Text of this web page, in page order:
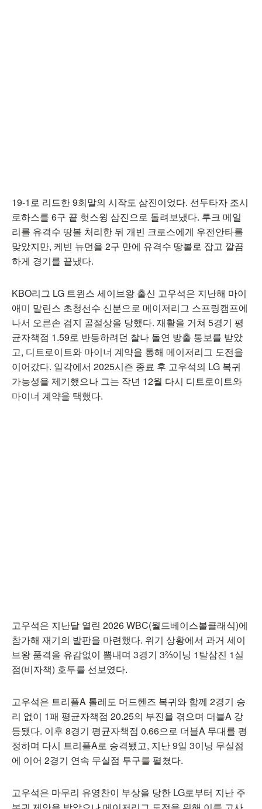
19-1로 리드한 9회말의 시작도 삼진이었다. 선두타자 조시
로하스를 6구 끝 헛스윙 삼진으로 돌려보냈다. 루크 메일
리를 유격수 땅볼 처리한 뒤 개빈 크로스에게 우전안타를
맞았지만, 케빈 뉴먼을 2구 만에 유격수 땅볼로 잡고 깔끔
하게 경기를 끝냈다.
KBO리그 LG 트윈스 세이브왕 출신 고우석은 지난해 마이
애미 말린스 초청선수 신분으로 메이저리그 스프링캠프에
나서 오른손 검지 골절상을 당했다. 재활을 거쳐 5경기 평
균자책점 1.59로 반등하려던 찰나 돌연 방출 통보를 받았
고, 디트로이트와 마이너 계약을 통해 메이저리그 도전을
이어갔다. 일각에서 2025시즌 종료 후 고우석의 LG 복귀
가능성을 제기했으나 그는 작년 12월 다시 디트로이트와
마이너 계약을 택했다.
고우석은 지난달 열린 2026 WBC(월드베이스볼클래식)에
참가해 재기의 발판을 마련했다. 위기 상황에서 과거 세이
브왕 품격을 유감없이 뽐내며 3경기 3⅔이닝 1탈삼진 1실
점(비자책) 호투를 선보였다.
고우석은 트리플A 톨레도 머드헨즈 복귀와 함께 2경기 승
리 없이 1패 평균자책점 20.25의 부진을 겪으며 더블A 강
등됐다. 이후 8경기 평균자책점 0.66으로 더블A 무대를 평
정하며 다시 트리플A로 승격됐고, 지난 9일 3이닝 무실점
에 이어 2경기 연속 무실점 투구를 펼쳤다.
고우석은 마무리 유영찬이 부상을 당한 LG로부터 지난 주